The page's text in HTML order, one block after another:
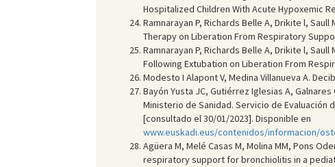
Hospitalized Children With Acute Hypoxemic
Ramnarayan P, Richards Belle A, Drikite l, Saull
Therapy on Liberation From Respiratory
Ramnarayan P, Richards Belle A, Drikite l, Saull
Following Extubation on Liberation From
Modesto I Alapont V, Medina Villanueva A.
Bayón Yusta JC, Gutiérrez Iglesias A,
Ministerio de Sanidad. Servicio de Evaluación
[consultado el 30/01/2023]. Disponible en
www.euskadi.eus/contenidos/informacion/
Agüera M, Melé Casas M, Molina MM, Pons
respiratory support for bronchiolitis in a